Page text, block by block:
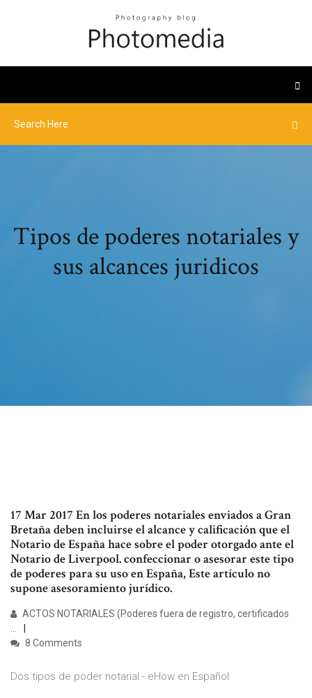
Tipos de poderes notariales y
sus alcances juridicos
17 Mar 2017 En los poderes notariales enviados a Gran
Bretaña deben incluirse el alcance y calificación que el
Notario de España hace sobre el poder otorgado ante el
Notario de Liverpool. confeccionar o asesorar este tipo
de poderes para su uso en España, Este artículo no
supone asesoramiento jurídico.
ACTOS NOTARIALES (Poderes fuera de registro, certificados
...
8 Comments
Dos tipos de poder notarial - eHow en Español